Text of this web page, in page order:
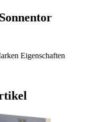
Eigenschaften